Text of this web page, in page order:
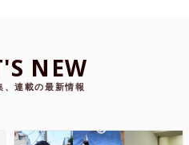
NEW
、連載の最新情報